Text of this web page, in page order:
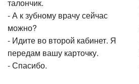
талончик.
- А к зубному врачу сейчас
можно?
- Идите во второй кабинет. Я
передам вашу карточку.
- Спасибо.